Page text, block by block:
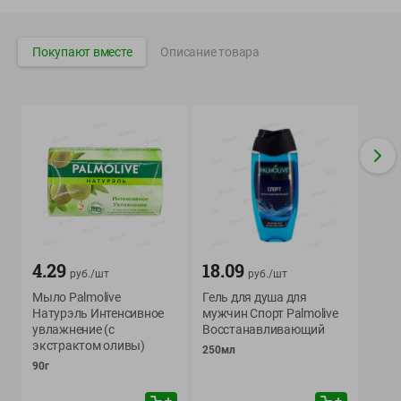
ООО «ГРИНрозница» - Доставка продуктов питания в
Минске.
Юридическая информация и условия пользовательского
соглашения
Номер уполномоченных рассматривать обращения покупателей в
соответствии с законодательством об обращениях граждан и
юридических лиц: Отдел торговли и услуг Администрации
Фрунзенского района г. Минска + 375 17 272 73 84 .
Номер и адрес электронной почты лица, уполномоченного
продавцом рассматривать обращения покупателей о нарушении их
прав, предусмотренных законодательством о защите прав
Покупают вместе Описание товара
4.29 руб./шт
Мыло Palmolive
Натурэль Интенсивное
увлажнение (с
экстрактом оливы)
90г
18.09 руб./шт
Гель для душа для
мужчин Спорт Palmolive
Восстанавливающий
250мл